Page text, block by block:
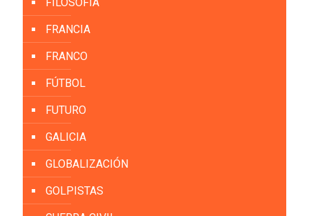
FRANCIA
FRANCO
FÚTBOL
FUTURO
GALICIA
GLOBALIZACIÓN
GOLPISTAS